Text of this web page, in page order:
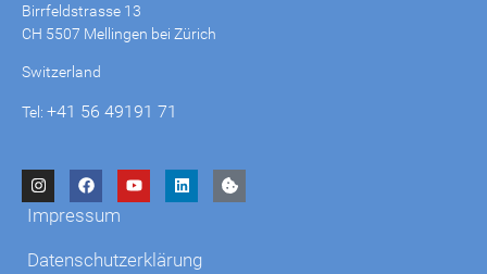
Birrfeldstrasse 13
CH 5507 Mellingen bei Zürich
Switzerland
Tel: +41 56 49191 71
Impressum
Datenschutzerklärung